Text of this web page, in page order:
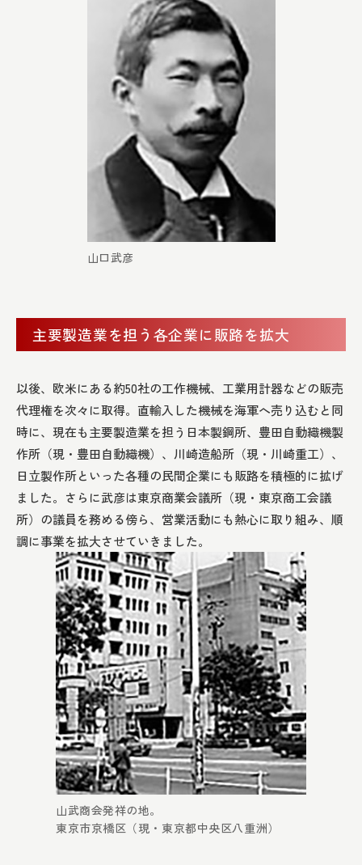
山口武彦
主要製造業を担う各企業に販路を拡大
以後、欧米にある約50社の工作機械、工業用計器などの販売
代理権を次々に取得。直輸入した機械を海軍へ売り込むと同
時に、現在も主要製造業を担う日本製鋼所、豊田自動織機製
作所（現・豊田自動織機）、川崎造船所（現・川崎重工）、
日立製作所といった各種の民間企業にも販路を積極的に拡げ
ました。さらに武彦は東京商業会議所（現・東京商工会議
所）の議員を務める傍ら、営業活動にも熱心に取り組み、順
調に事業を拡大させていきました。
山武商会発祥の地。
東京市京橋区（現・東京都中央区八重洲）